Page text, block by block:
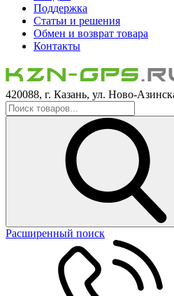
Поддержка
Статьи и решения
Обмен и возврат товара
Контакты
420088, г. Казань, ул. Ново-
Расширенный поиск